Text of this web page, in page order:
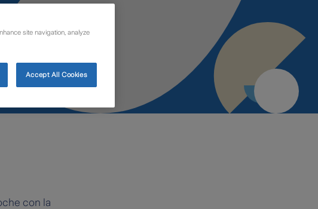
con la
site navigation, analyze
Accept All Cookies